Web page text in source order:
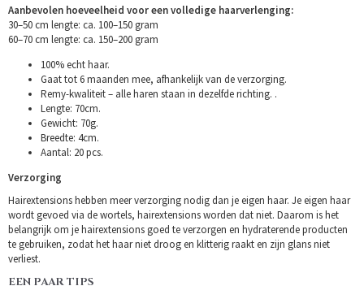
Aanbevolen hoeveelheid voor een volledige haarverlenging:
30–50 cm lengte: ca. 100–150 gram
60–70 cm lengte: ca. 150–200 gram
100% echt haar.
Gaat tot 6 maanden mee, afhankelijk van de verzorging.
Remy-kwaliteit – alle haren staan in dezelfde richting. .
Lengte: 70cm.
Gewicht: 70g.
Breedte: 4cm.
Aantal: 20 pcs.
Verzorging
Hairextensions hebben meer verzorging nodig dan je eigen haar. Je eigen haar
wordt gevoed via de wortels, hairextensions worden dat niet. Daarom is het
belangrijk om je hairextensions goed te verzorgen en hydraterende producten
te gebruiken, zodat het haar niet droog en klitterig raakt en zijn glans niet
verliest.
EEN PAAR TIPS